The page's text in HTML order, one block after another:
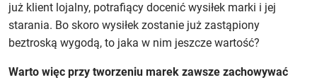
już klient lojalny, potrafiący docenić wysiłek marki i jej
starania. Bo skoro wysiłek zostanie już zastąpiony
beztroską wygodą, to jaka w nim jeszcze wartość?
Warto więc przy tworzeniu marek zawsze zachowywać